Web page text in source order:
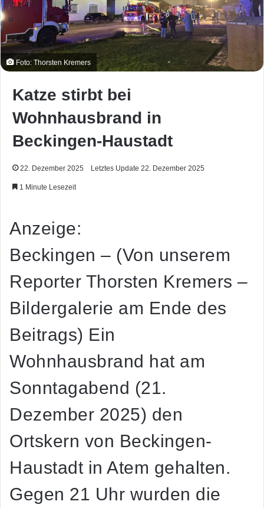
Foto: Thorsten Kremers
Katze stirbt bei
Wohnhausbrand in
Beckingen-Haustadt
22. Dezember 2025 Letztes Update 22. Dezember 2025
1 Minute Lesezeit
Anzeige:
Beckingen – (Von unserem
Reporter Thorsten Kremers –
Bildergalerie am Ende des
Beitrags) Ein
Wohnhausbrand hat am
Sonntagabend (21.
Dezember 2025) den
Ortskern von Beckingen-
Haustadt in Atem gehalten.
Gegen 21 Uhr wurden die